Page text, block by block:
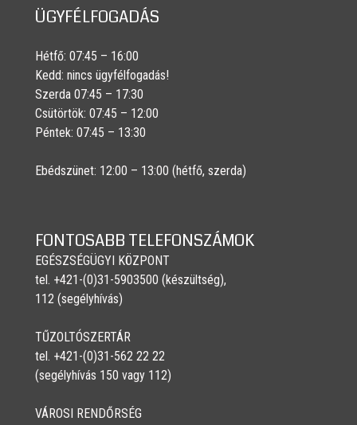
ÜGYFÉLFOGADÁS
Hétfő: 07:45 – 16:00
Kedd: nincs ügyfélfogadás!
Szerda 07:45 – 17:30
Csütörtök: 07:45 – 12:00
Péntek: 07:45 – 13:30
Ebédszünet: 12:00 – 13:00 (hétfő, szerda)
FONTOSABB TELEFONSZÁMOK
EGÉSZSÉGÜGYI KÖZPONT
tel. +421-(0)31-5903500 (készültség),
112 (segélyhívás)
TŰZOLTÓSZERTÁR
tel. +421-(0)31-562 22 22
(segélyhívás 150 vagy 112)
VÁROSI RENDŐRSÉG